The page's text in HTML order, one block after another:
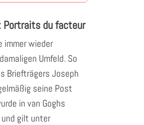
Portraits du facteur
immer wieder
Umfeld. So
Briefträgers Joseph
seine Post
in van Goghs
gilt unter